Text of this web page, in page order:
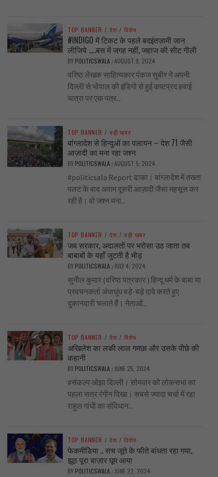
TOP BANNER / देश / विशेष
#INDIGO में टिकट के पहले बदइंतज़ामी जान
लीजिये …..बस में जगह नहीं, जहाज की सीट गीली
BY POLITICSWALA /AUGUST 9, 2024
वरिष्ठ लेखक साहित्यकार पंकज सुबीर ने अपनी
दिल्ली से भोपाल की इंडिगो से हुई कष्टप्रद हवाई
यात्रा पर एक पत्र...
TOP BANNER / बड़ी खबर
बांग्लादेश से हिन्दुओं का पलायन – देश 71 जैसी
आज़ादी का मना रहा जश्न
BY POLITICSWALA /AUGUST 5, 2024
#politicsala Report ढाका। बांग्लादेश में तख्ता
पलट के बाद अवाम दूसरी आज़ादी जैसा महसूस कर
रही है। वो जश्न मना...
TOP BANNER / देश / बड़ी खबर
जब सरकार, अदालतों पर भरोसा उठ जाता तब
बाबाबों के यहाँ जुटती है भीड़
BY POLITICSWALA / JULY 4, 2024
सुनील कुमार (वरिष्ठ पत्रकार ) हिन्दू धर्म के बाबा या
प्रवचनकर्ता अंधाधुंध बड़े-बड़े दावे करते हुए
दुकानदारी चलाते हैं। नेताओं...
TOP BANNER / देश / विशेष
अखिलेश का लकी लाल गमछा और उसके पीछे की
कहानी
BY POLITICSWALA / JUNE 25, 2024
#संकल्प ओझा दिल्ली। सोमवार को लोकसभा का
पहला सत्र रंगीन दिखा। सबसे ज्यादा चर्चा में रहा
राहुल गांधी का संविधान...
TOP BANNER / देश / विशेष
फेकमीडिया .. सच जूते के फीते बांधता रहा गया,
झूठ पूरा बाज़ार घूम आया
BY POLITICSWALA / JUNE 22, 2024